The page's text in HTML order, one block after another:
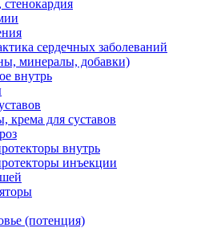
сердечных заболеваний
минералы, добавки)
внутрь
крема для суставов
внутрь
инъекции
(потенция)